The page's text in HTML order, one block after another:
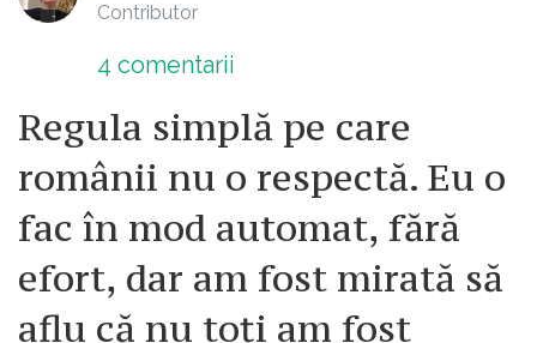
Contributor
4 comentarii
Regula simplă pe care
românii nu o respectă. Eu o
fac în mod automat, fără
efort, dar am fost mirată să
aflu că nu toți am fost